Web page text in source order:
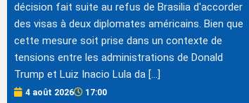
décision fait suite au refus de Brasilia d'accorder
des visas à deux diplomates américains. Bien que
cette mesure soit prise dans un contexte de
tensions entre les administrations de Donald
Trump et Luiz Inacio Lula da […]
4 août 2026 17:00